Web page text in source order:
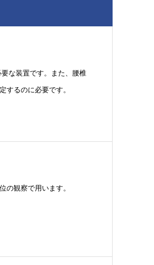
な装置です。また、腰椎
するのに必要です。
の観察で用います。